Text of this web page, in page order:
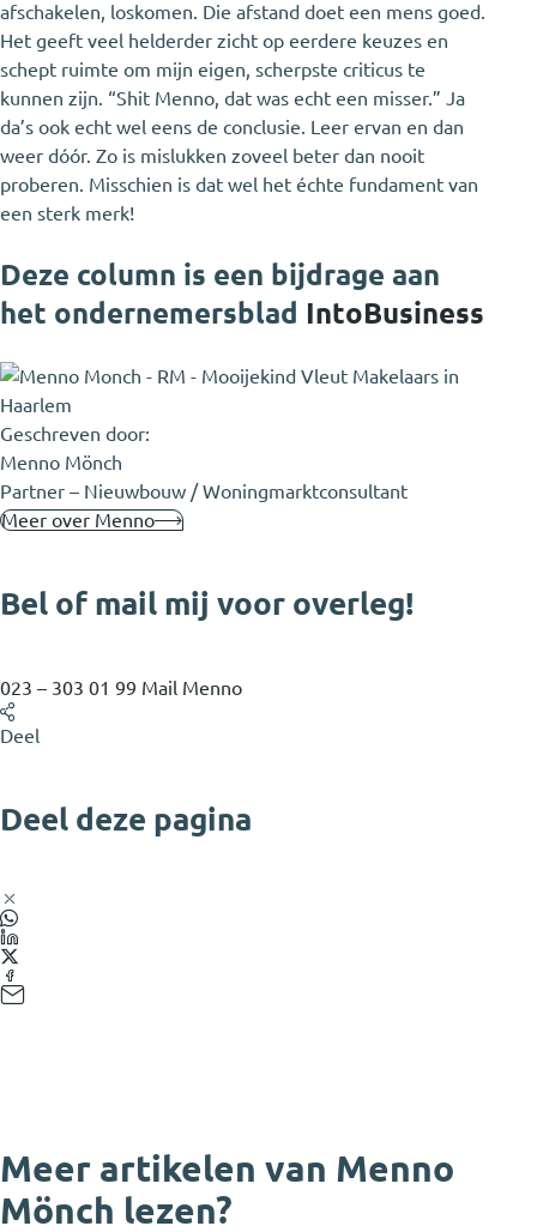
afschakelen, loskomen. Die afstand doet een mens goed.
Het geeft veel helderder zicht op eerdere keuzes en
schept ruimte om mijn eigen, scherpste criticus te
kunnen zijn. “Shit Menno, dat was echt een misser.” Ja
da’s ook echt wel eens de conclusie. Leer ervan en dan
weer dóór. Zo is mislukken zoveel beter dan nooit
proberen. Misschien is dat wel het échte fundament van
een sterk merk!
Deze column is een bijdrage aan
het ondernemersblad IntoBusiness
Geschreven door:
Menno Mönch
Partner – Nieuwbouw / Woningmarktconsultant
Meer over Menno
Bel of mail mij voor overleg!
023 – 303 01 99 Mail Menno
Deel
Deel deze pagina
Meer artikelen van Menno
Mönch lezen?